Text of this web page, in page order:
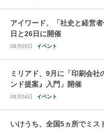
アイワード、「社史と経営
日と26日に開催
08月05日 イベント
ミリアド、9月に「印刷会社
ンド提案』入門」開催
08月04日 イベント
いけうち、全国5ヵ所でミス